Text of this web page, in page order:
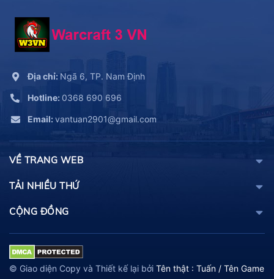
Địa chỉ: Ngã 6, TP. Nam Định
Hotline: 0368 690 696
Email:vantuan2901@gmail.com
VỀ TRANG WEB
TẢI NHIỀU THỨ
CỘNG ĐỒNG
© Giao diện Copy và Thiết kế lại bởi Tên thật : Tuấn / Tên Game